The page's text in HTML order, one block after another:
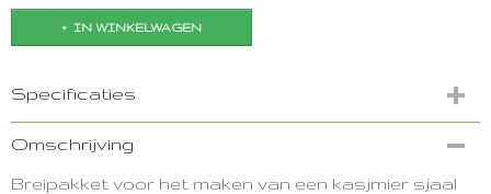
IN WINKELWAGEN
Specificaties
Omschrijving
Breipakket voor het maken van een kasjmier sjaal